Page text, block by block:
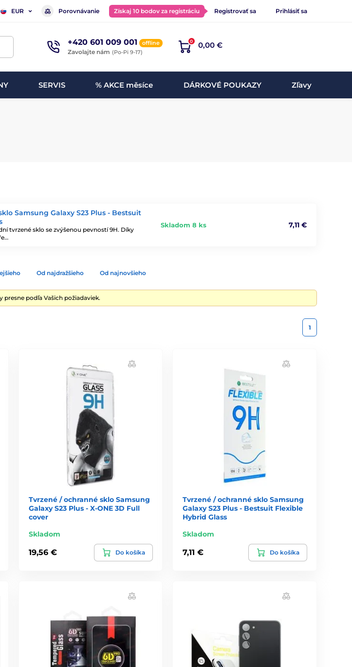
EUR Porovnávanie Získaj 10 bodov za registráciu Registrovať sa Prihlásiť sa
+420 601 009 001 offline
Zavolajte nám (Po-Pi 9-17)
0 0,00 €
SERVIS % AKCE měsíce DÁRKOVÉ POUKAZY Zľavy
Samsung Galaxy S23 Plus - Bestsuit
tvrzené sklo se zvýšenou pevností 9H. Díky
Skladom 8 ks 7,11 €
Od najdražšieho Od najnovšieho
presne podľa Vašich požiadaviek.
1
Tvrzené / ochranné sklo Samsung
Galaxy S23 Plus - X-ONE 3D Full
cover
Skladom
19,56 € Do košíka
Tvrzené / ochranné sklo Samsung
Galaxy S23 Plus - Bestsuit Flexible
Hybrid Glass
Skladom
7,11 € Do košíka